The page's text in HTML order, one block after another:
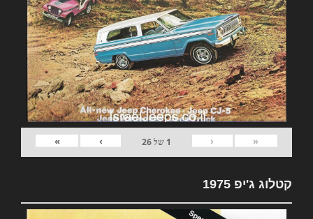
«
‹
1 של26
›
»
קטלוג ג'יפ 1975